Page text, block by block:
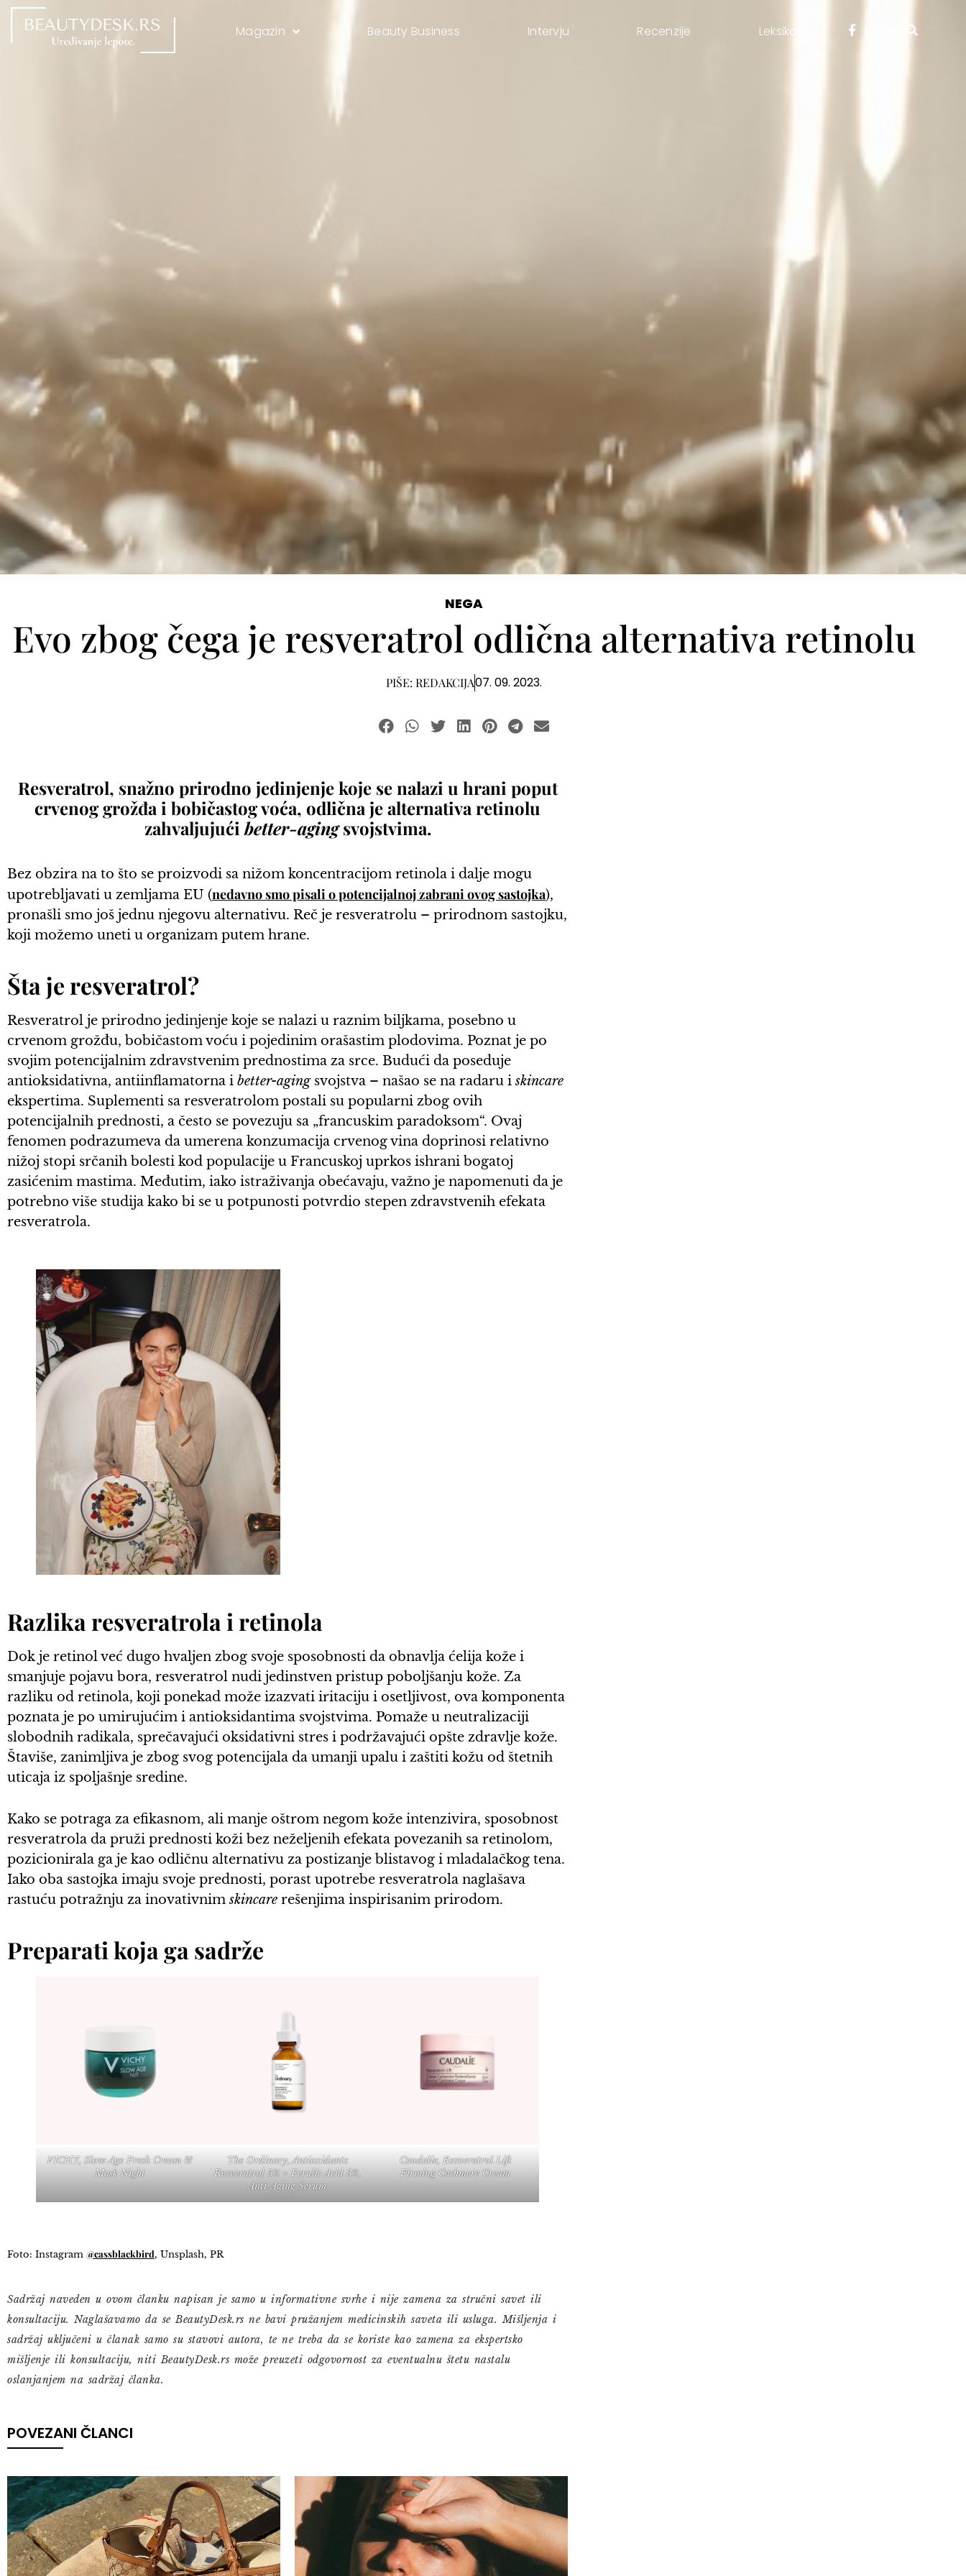
Magazin Beauty Business Intervju Recenzije Leksikon
NEGA
Evo zbog čega je resveratrol odlična alternativa retinolu
PIŠE: REDAKCIJA07. 09. 2023.
Resveratrol, snažno prirodno jedinjenje koje se nalazi u hrani poput
crvenog grožđa i bobičastog voća, odlična je alternativa retinolu
zahvaljujući better-agingsvojstvima.
Bez obzira na to što se proizvodi sa nižom koncentracijom retinola i dalje mogu
upotrebljavati u zemljama EU (nedavno smo pisali o potencijalnoj zabrani ovog sastojka),
pronašli smo još jednu njegovu alternativu. Reč je resveratrolu – prirodnom sastojku,
koji možemo uneti u organizam putem hrane.
Šta je resveratrol?
Resveratrol je prirodno jedinjenje koje se nalazi u raznim biljkama, posebno u
crvenom grožđu, bobičastom voću i pojedinim orašastim plodovima. Poznat je po
svojim potencijalnim zdravstvenim prednostima za srce. Budući da poseduje
antioksidativna, antiinflamatorna i better-agingsvojstva – našao se na radaru iskincare
ekspertima. Suplementi sa resveratrolom postali su popularni zbog ovih
potencijalnih prednosti, a često se povezuju sa „francuskim paradoksom“. Ovaj
fenomen podrazumeva da umerena konzumacija crvenog vina doprinosi relativno
nižoj stopi srčanih bolesti kod populacije u Francuskoj uprkos ishrani bogatoj
zasićenim mastima. Međutim, iako istraživanja obećavaju, važno je napomenuti da je
potrebno više studija kako bi se u potpunosti potvrdio stepen zdravstvenih efekata
resveratrola.
Razlika resveratrola i retinola
Dok je retinol već dugo hvaljen zbog svoje sposobnosti da obnavlja ćelija kože i
smanjuje pojavu bora, resveratrol nudi jedinstven pristup poboljšanju kože. Za
razliku od retinola, koji ponekad može izazvati iritaciju i osetljivost, ova komponenta
poznata je po umirujućim i antioksidantima svojstvima. Pomaže u neutralizaciji
slobodnih radikala, sprečavajući oksidativni stres i podržavajući opšte zdravlje kože.
Štaviše, zanimljiva je zbog svog potencijala da umanji upalu i zaštiti kožu od štetnih
uticaja iz spoljašnje sredine.
Kako se potraga za efikasnom, ali manje oštrom negom kože intenzivira, sposobnost
resveratrola da pruži prednosti koži bez neželjenih efekata povezanih sa retinolom,
pozicionirala ga je kao odličnu alternativu za postizanje blistavog i mladalačkog tena.
Iako oba sastojka imaju svoje prednosti, porast upotrebe resveratrola naglašava
rastuću potražnju za inovativnimskincare rešenjima inspirisanim prirodom.
Preparati koja ga sadrže
VICHY, Slow Age Fresh Cream &
Mask Night
The Ordinary, Antioxidants
Resveratrol 3% + Ferulic Acid 3%,
Anti-Aging Serum
Caudalie, Resveratrol Lift
Firming Cashmere Cream
Foto: Instagram @cassblackbird, Unsplash, PR
Sadržaj naveden u ovom članku napisan je samo u informativne svrhe i nije zamena za stručni savet ili
konsultaciju. Naglašavamo da se BeautyDesk.rs ne bavi pružanjem medicinskih saveta ili usluga. Mišljenja i
sadržaj uključeni u članak samo su stavovi autora, te ne treba da se koriste kao zamena za ekspertsko
mišljenje ili konsultaciju, niti BeautyDesk.rs može preuzeti odgovornost za eventualnu štetu nastalu
oslanjanjem na sadržaj članka.
POVEZANI ČLANCI